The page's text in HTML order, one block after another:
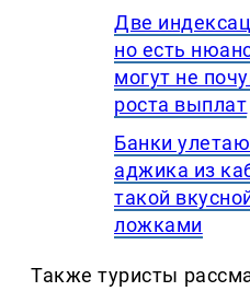
Две
но есть
могут не
роста выплат
Банки
аджика из
такой
ложками
Также туристы